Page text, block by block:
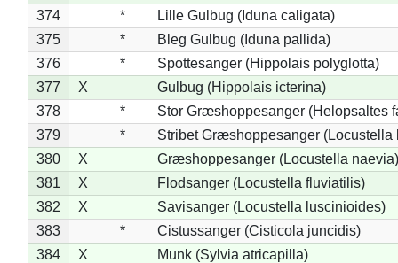
374
*
Lille Gulbug (Iduna caligata)
375
*
Bleg Gulbug (Iduna pallida)
376
*
Spottesanger (Hippolais polyglotta)
377
X
Gulbug (Hippolais icterina)
378
*
Stor Græshoppesanger (Helopsaltes
379
*
Stribet Græshoppesanger (Locustella
380
X
Græshoppesanger (Locustella naevia)
381
X
Flodsanger (Locustella fluviatilis)
382
X
Savisanger (Locustella luscinioides)
383
*
Cistussanger (Cisticola juncidis)
384
X
Munk (Sylvia atricapilla)